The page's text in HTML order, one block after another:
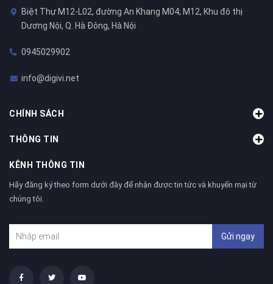
Biệt Thự M12-L02, đường An Khang M04; M12, Khu đô thị
Dương Nội, Q. Hà Đông, Hà Nội
0945029902
info@digivi.net
CHÍNH SÁCH
THÔNG TIN
KÊNH THÔNG TIN
Hãy đăng ký theo form dưới đây để nhận được tin tức và khuyến mại từ
chúng tôi.
Gửi ngay